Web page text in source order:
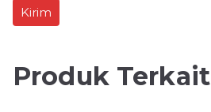
Produk Terkait